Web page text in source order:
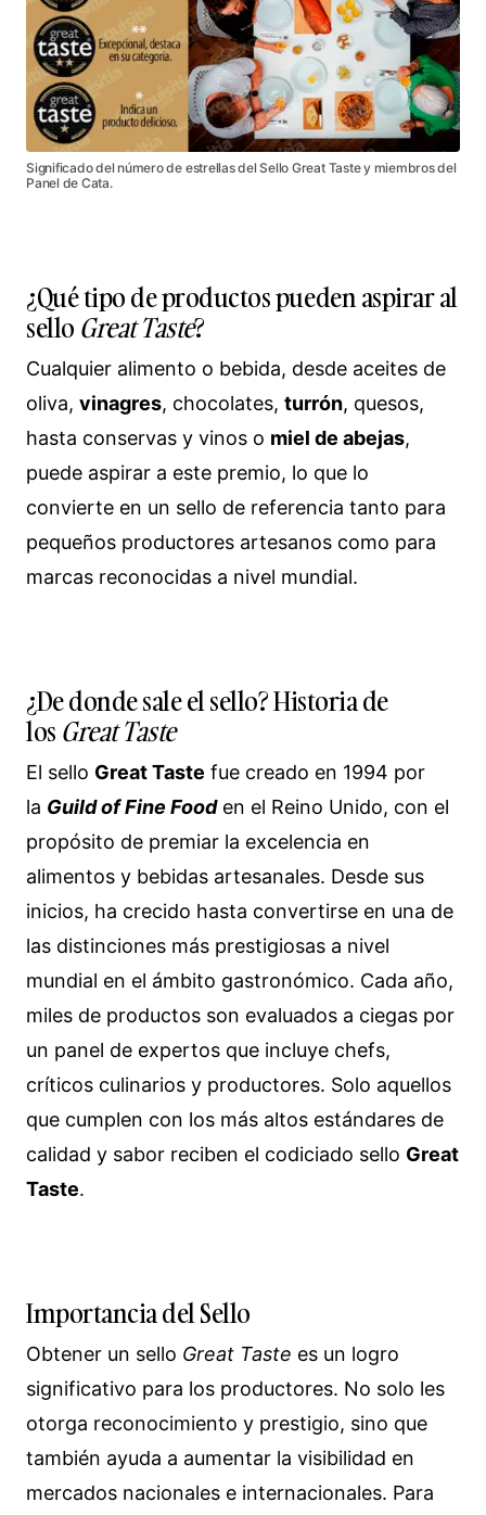
Significado del número de estrellas del Sello Great Taste y miembros del
Panel de Cata.
¿Qué tipo de productos pueden aspirar al
sello Great Taste?
Cualquier alimento o bebida, desde aceites de
oliva, vinagres, chocolates, turrón, quesos,
hasta conservas y vinos o miel de abejas,
puede aspirar a este premio, lo que lo
convierte en un sello de referencia tanto para
pequeños productores artesanos como para
marcas reconocidas a nivel mundial.
¿De donde sale el sello? Historia de
los Great Taste
El sello Great Taste fue creado en 1994 por
la Guild of Fine Fooden el Reino Unido, con el
propósito de premiar la excelencia en
alimentos y bebidas artesanales. Desde sus
inicios, ha crecido hasta convertirse en una de
las distinciones más prestigiosas a nivel
mundial en el ámbito gastronómico. Cada año,
miles de productos son evaluados a ciegas por
un panel de expertos que incluye chefs,
críticos culinarios y productores. Solo aquellos
que cumplen con los más altos estándares de
calidad y sabor reciben el codiciado sello Great
Taste.
Importancia del Sello
Obtener un sello Great Taste es un logro
significativo para los productores. No solo les
otorga reconocimiento y prestigio, sino que
también ayuda a aumentar la visibilidad en
mercados nacionales e internacionales. Para